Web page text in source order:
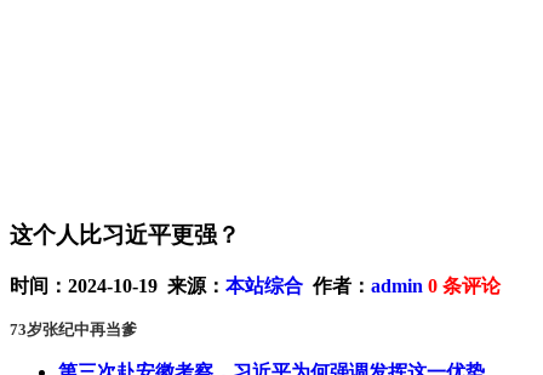
这个人比习近平更强？
时间：2024-10-19 来源： 本站综合 作者： admin 0 条评论
73岁张纪中再当爹